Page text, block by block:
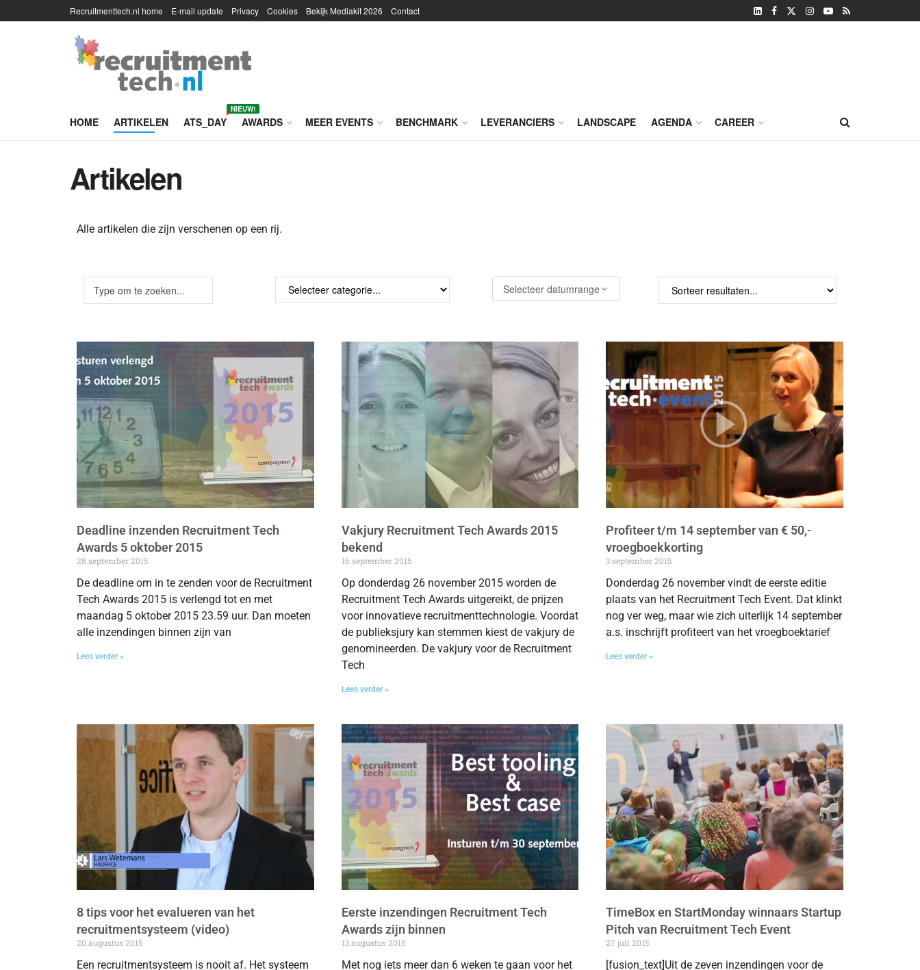
Recruitmenttech.nl home E-mail update Privacy Cookies Bekijk Mediakit 2026 Contact
HOME ARTIKELEN ATS_DAY
NIEUW!
AWARDS MEER EVENTS BENCHMARK LEVERANCIERS LANDSCAPE AGENDA CAREER
Artikelen
Alle artikelen die zijn verschenen op een rij.
Selecteer datumrange
Deadline inzenden Recruitment Tech
Awards 5 oktober 2015
28 september 2015
De deadline om in te zenden voor de Recruitment
Tech Awards 2015 is verlengd tot en met
maandag 5 oktober 2015 23.59 uur. Dan moeten
alle inzendingen binnen zijn van
Lees verder »
Vakjury Recruitment Tech Awards 2015
bekend
16 september 2015
Op donderdag 26 november 2015 worden de
Recruitment Tech Awards uitgereikt, de prijzen
voor innovatieve recruitmenttechnologie. Voordat
de publieksjury kan stemmen kiest de vakjury de
genomineerden. De vakjury voor de Recruitment
Tech
Lees verder »
Profiteer t/m 14 september van € 50,-
vroegboekkorting
3 september 2015
Donderdag 26 november vindt de eerste editie
plaats van het Recruitment Tech Event. Dat klinkt
nog ver weg, maar wie zich uiterlijk 14 september
a.s. inschrijft profiteert van het vroegboektarief
Lees verder »
8 tips voor het evalueren van het
recruitmentsysteem (video)
20 augustus 2015
Een recruitmentsysteem is nooit af. Het systeem
Eerste inzendingen Recruitment Tech
Awards zijn binnen
13 augustus 2015
Met nog iets meer dan 6 weken te gaan voor het
TimeBox en StartMonday winnaars Startup
Pitch van Recruitment Tech Event
27 juli 2015
[fusion_text]Uit de zeven inzendingen voor de